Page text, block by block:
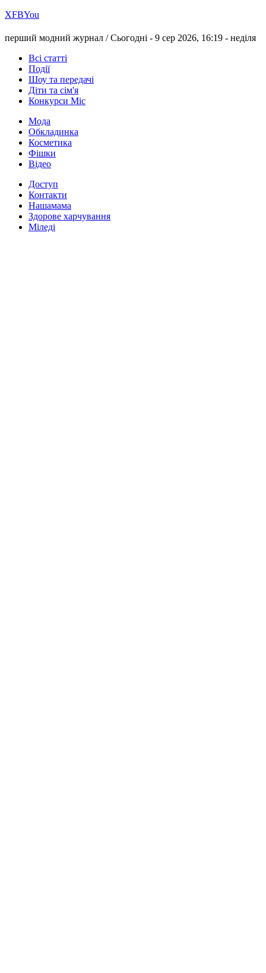
ХFBYou
перший модний журнал /Сьогодні - 9 сер 2026, 16:19 - неділя
Всі статті
Події
Шоу та передачі
Діти та сім'я
Конкурси Міс
Мода
Обкладинка
Косметика
Фішки
Відео
Доступ
Контакти
Нашамама
Здорове харчування
Міледі